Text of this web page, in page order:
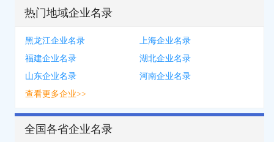
热门地域企业名录
黑龙江企业名录
上海企业名录
福建企业名录
湖北企业名录
山东企业名录
河南企业名录
查看更多企业>>
全国各省企业名录